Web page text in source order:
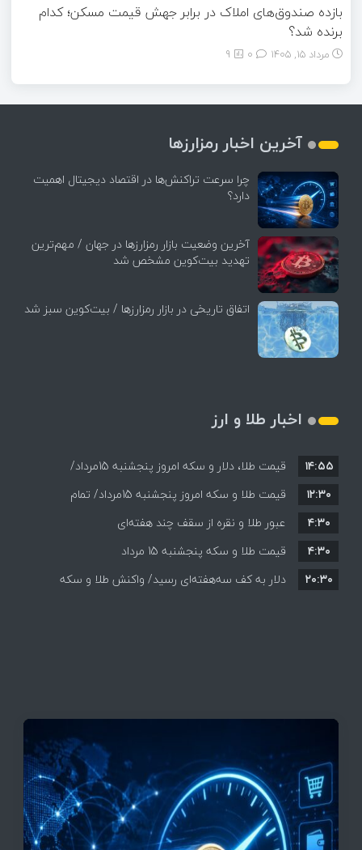
بازده صندوق‌های املاک در برابر جهش قیمت مسکن؛ کدام
برنده شد؟
مرداد ۱۵, ۱۴۰۵ 9
آخرین اخبار رمزارزها
چرا سرعت تراکنش‌ها در اقتصاد دیجیتال اهمیت
دارد؟
آخرین وضعیت بازار رمزارزها در جهان / مهم‌ترین
تهدید بیت‌کوین مشخص شد
اتفاق تاریخی در بازار رمزارزها / بیت‌کوین سبز شد
اخبار طلا و ارز
قیمت طلا، دلار و سکه امروز پنجشنبه 15مرداد/
افزایش قیمت ها + جدول
۱۴:۵۵
قیمت طلا و سکه امروز پنجشنبه 15مرداد/ تمام
قیمت ها بر مدار افزایش + جدول
۱۲:۳۰
عبور طلا و نقره از سقف چند هفته‌ای
۴:۳۰
قیمت طلا و سکه پنجشنبه 15 مرداد
۴:۳۰
دلار به کف سه‌هفته‌ای رسید/ واکنش طلا و سکه
۲۰:۳۰